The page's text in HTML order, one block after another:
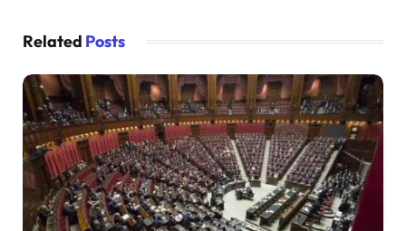
Related Posts